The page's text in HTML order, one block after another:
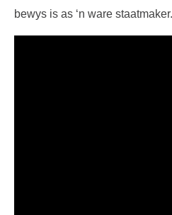
bewys is as ‘n ware staatmaker.